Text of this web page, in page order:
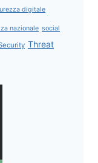
digitale
nazionale social
Threat